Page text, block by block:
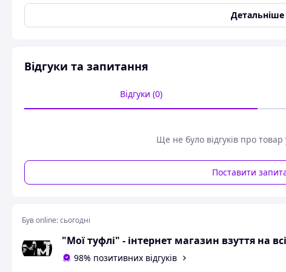
Матеріал верху
Натуральна шкіра
Колір
Застібка
Мембрана
Так
Розмір чоловічого взуття
44
Користувальницькі характеристики
Каблук/Підошва
Пласка підошва
Вологозахист
Так
Детальніше
Відгуки та запитання
Відгуки (0)
Ще не було відгуків про
Поставити
Був online:сьогодні
"Мої туфлі" - інтернет магазин взуття на
98% позитивних відгуків